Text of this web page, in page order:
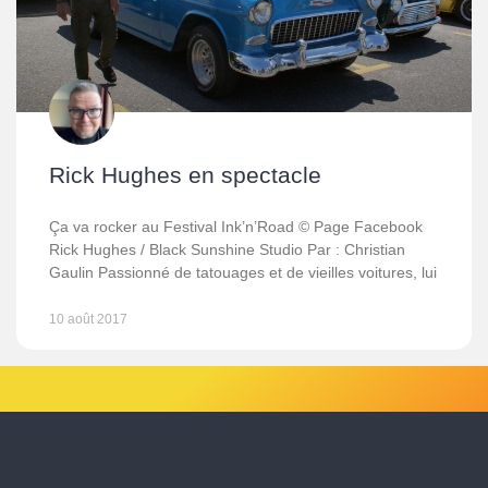
Rick Hughes en spectacle
Ça va rocker au Festival Ink’n’Road © Page Facebook
Rick Hughes / Black Sunshine Studio Par : Christian
Gaulin Passionné de tatouages et de vieilles voitures, lui
10 août 2017